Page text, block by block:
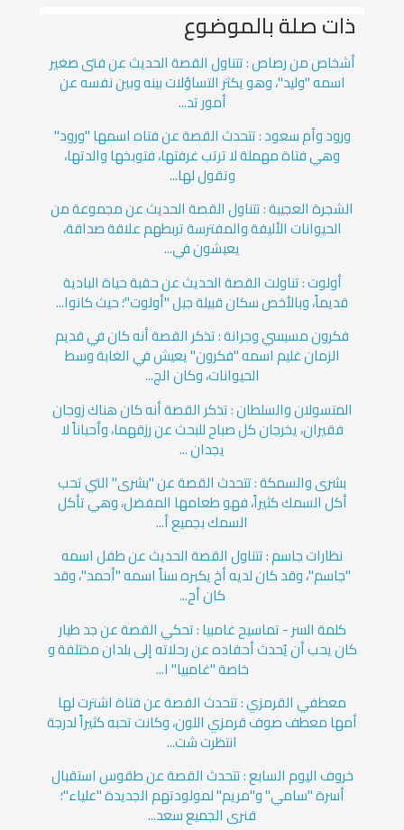
ذات صلة بالموضوع
أشخاص من رصاص : تتناول القصة الحديث عن فتى صغير
اسمه "وليد"، وهو يكثر التساؤلات بينه وبين نفسه عن
أمور تد...
ورود وأم سعود : تتحدث القصة عن فتاه اسمها "ورود"
وهي فتاة مهملة لا ترتب غرفتها، فتوبخها والدتها،
وتقول لها...
الشجرة العجيبة : تتناول القصة الحديث عن مجموعة من
الحيوانات الأليفة والمفترسة تربطهم علاقة صداقة،
يعيشون في...
أولوت : تناولت القصة الحديث عن حقبة حياة البادية
قديماً، وبالأخص سكان قبيلة جبل "أولوت"؛ حيث كانوا...
فكرون مسيسي وجرانة : تذكر القصة أنه كان في قديم
الزمان غليم اسمه "فكرون" يعيش في الغابة وسط
الحيوانات، وكان الج...
المتسولان والسلطان : تذكر القصة أنه كان هناك زوجان
فقيران، يخرجان كل صباح للبحث عن رزقهما، وأحياناً لا
يجدان ...
بشرى والسمكة : تتحدث القصة عن "بشرى" التي تحب
أكل السمك كثيراً، فهو طعامها المفضل، وهي تأكل
السمك بجميع أ...
نظارات جاسم : تتناول القصة الحديث عن طفل اسمه
"جاسم"، وقد كان لديه أخ يكبره سناً اسمه "أحمد"، وقد
كان أح...
كلمة السر - تماسيح غامبيا : تحكي القصة عن جد طيار
كان يحب أن يُحدث أحفاده عن رحلاته إلى بلدان مختلفة و
خاصة "غامبيا" ا...
معطفي القرمزي : تتحدث القصة عن فتاة اشترت لها
أمها معطف صوف قرمزي اللون، وكانت تحبه كثيراً لدرجة
انتظرت شت...
خروف اليوم السابع : تتحدث القصة عن طقوس استقبال
أسرة "سامي" و"مريم" لمولودتهم الجديدة "علياء"؛
فنرى الجميع سعد...